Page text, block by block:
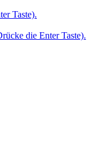
Taste).
die Enter Taste).